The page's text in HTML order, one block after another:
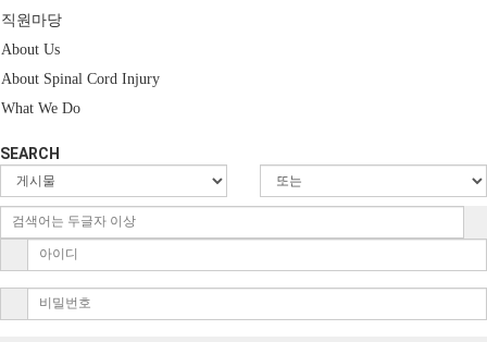
직원마당
About Us
About Spinal Cord Injury
What We Do
SEARCH